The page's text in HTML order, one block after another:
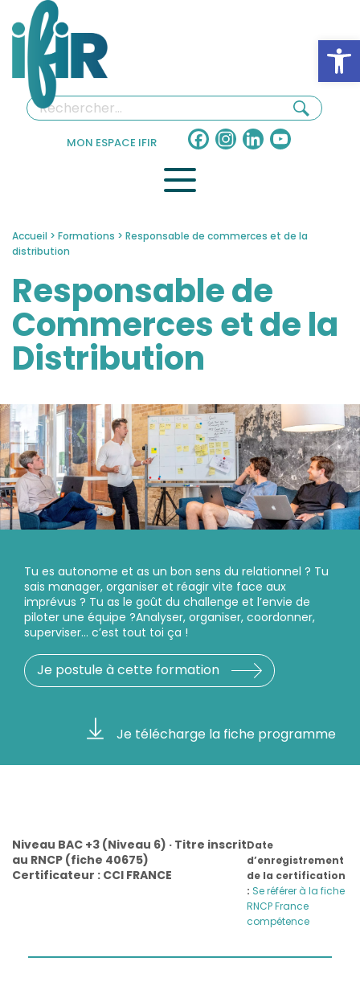
MON ESPACE IFIR Facebook
Instagram
LinkedInYouTube
Accueil > Formations > Responsable de commerces et de la
distribution
Responsable de
Commerces et de la
Distribution
Tu es autonome et as un bon sens du relationnel ? Tu
sais manager, organiser et réagir vite face aux
imprévus ? Tu as le goût du challenge et l’envie de
piloter une équipe ?Analyser, organiser, coordonner,
superviser… c’est tout toi ça !
Je postule à cette formation
Je télécharge la fiche programme
Niveau BAC +3 (Niveau 6) · Titre inscrit
au RNCP (fiche 40675)
Certificateur : CCI FRANCE
Date
d’enregistrement
de la certification
: Se référer à la fiche
RNCP France
compétence
Panneau de gestion des cookies